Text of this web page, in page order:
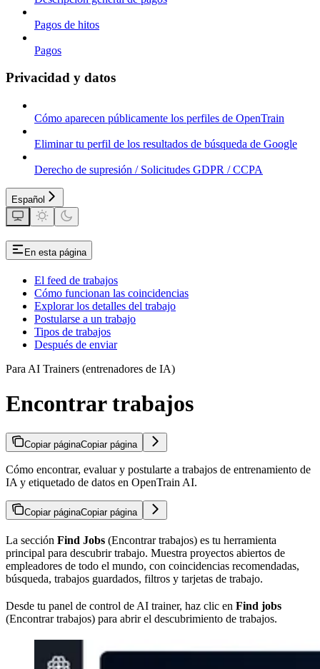
Pagos de hitos
Pagos
Privacidad y datos
Cómo aparecen públicamente los perfiles de OpenTrain
Eliminar tu perfil de los resultados de búsqueda de Google
Derecho de supresión / Solicitudes GDPR / CCPA
Español
En esta página
El feed de trabajos
Cómo funcionan las coincidencias
Explorar los detalles del trabajo
Postularse a un trabajo
Tipos de trabajos
Después de enviar
Para AI Trainers (entrenadores de IA)
Encontrar trabajos
Copiar páginaCopiar página
Cómo encontrar, evaluar y postularte a trabajos de entrenamiento de
IA y etiquetado de datos en OpenTrain AI.
Copiar páginaCopiar página
La sección Find Jobs (Encontrar trabajos) es tu herramienta
principal para descubrir trabajo. Muestra proyectos abiertos de
empleadores de todo el mundo, con coincidencias recomendadas,
búsqueda, trabajos guardados, filtros y tarjetas de trabajo.
Desde tu panel de control de AI trainer, haz clic en Find jobs
(Encontrar trabajos) para abrir el descubrimiento de trabajos.